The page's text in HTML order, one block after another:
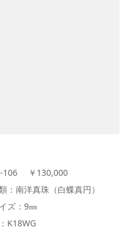
106 ￥130,000
：南洋真珠（白蝶真円）
ズ：9㎜
K18WG